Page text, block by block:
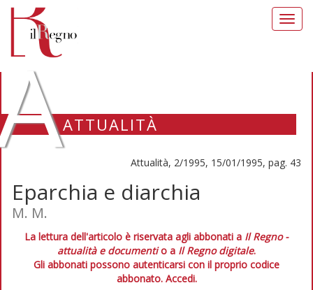
ATTUALITÀ
Attualità, 2/1995, 15/01/1995, pag. 43
Eparchia e diarchia
M. M.
La lettura dell'articolo è riservata agli abbonati a Il Regno -
attualità e documentio a Il Regno digitale.
Gli abbonati possono autenticarsi con il proprio codice
abbonato. Accedi.